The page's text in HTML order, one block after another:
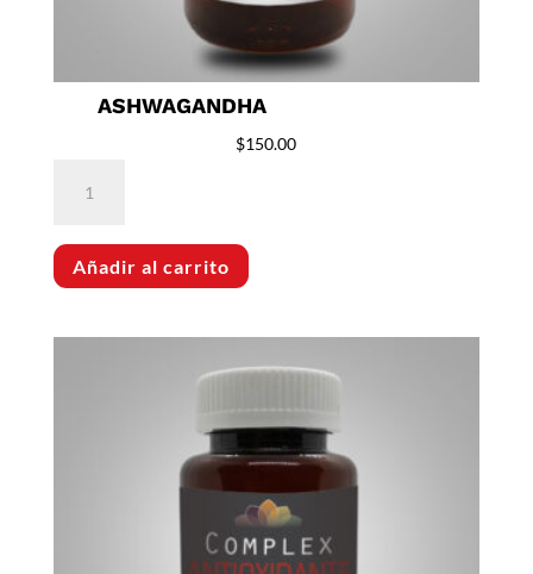
ASHWAGANDHA
$150.00
cantidad
Añadir al carrito